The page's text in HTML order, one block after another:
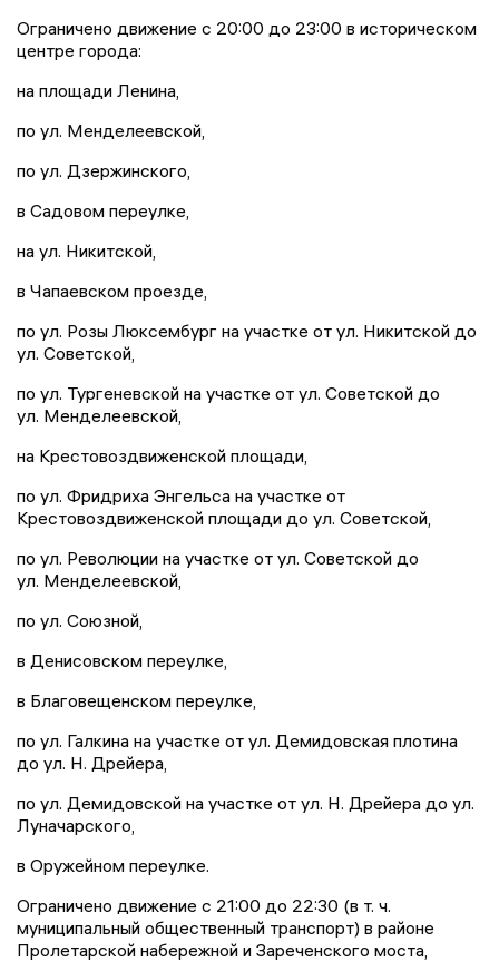
Ограничено движение с 20:00 до 23:00 в историческом
центре города:
на площади Ленина,
по ул. Менделеевской,
по ул. Дзержинского,
в Садовом переулке,
на ул. Никитской,
в Чапаевском проезде,
по ул. Розы Люксембург на участке от ул. Никитской до
ул. Советской,
по ул. Тургеневской на участке от ул. Советской до
ул. Менделеевской,
на Крестовоздвиженской площади,
по ул. Фридриха Энгельса на участке от
Крестовоздвиженской площади до ул. Советской,
по ул. Революции на участке от ул. Советской до
ул. Менделеевской,
по ул. Союзной,
в Денисовском переулке,
в Благовещенском переулке,
по ул. Галкина на участке от ул. Демидовская плотина
до ул. Н. Дрейера,
по ул. Демидовской на участке от ул. Н. Дрейера до ул.
Луначарского,
в Оружейном переулке.
Ограничено движение с 21:00 до 22:30 (в т. ч.
муниципальный общественный транспорт) в районе
Пролетарской набережной и Зареченского моста,